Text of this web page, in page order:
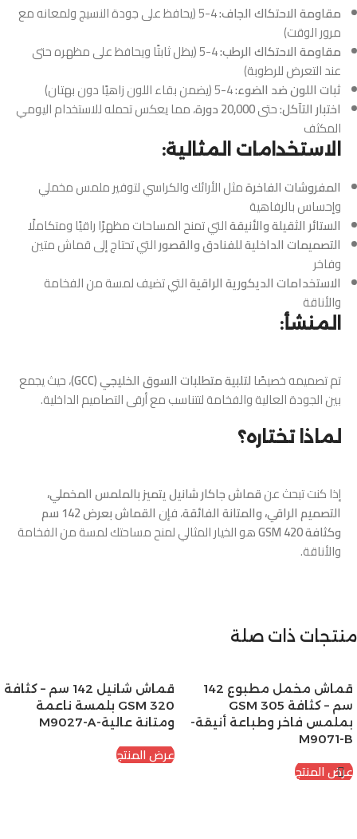
مقاومة الاحتكاك الجاف:
4-5 (يحافظ على جودة النسيج ولمعانه مع
مرور الوقت)
مقاومة الاحتكاك الرطب:
4-5 (يظل ثابتًا ويحافظ على مظهره حتى
عند التعرض للرطوبة)
ثبات اللون ضد الضوء:
اختبار التآكل:حتى20,000 دورة
، مما يعكس تحمله للاستخدام اليومي
المكثف
الاستخدامات المثالية:
المفروشات الفاخرةمثل الأرائك والكراسي لتوفير ملمس مخملي
وإحساس بالرفاهية
الستائر الثقيلة والأنيقةالتي تمنح المساحات مظهرًا راقيًا ومتكاملًا
التصميمات الداخلية للفنادق والقصورالتي تحتاج إلى قماش متين
وفاخر
الاستخدامات الديكورية الراقيةالتي تضيف لمسة من الفخامة
والأناقة
المنشأ:
تم تصميمه خصيصًالتلبية متطلبات السوق الخليجي (GCC)
، حيث يجمع
بين الجودة العالية والفخامة لتتناسب مع أرقى التصاميم الداخلية.
لماذا تختاره؟
إذا كنت تبحث عنقماش جاكار شانيل يتميز بالملمس المخملي،
التصميم الراقي، والمتانة الفائقة، فإن
القماش بعرض 142 سم
وكثافة 420 GSM
هو الخيار المثالي لمنح مساحتك لمسة من الفخامة
والأناقة.
منتجات ذات صلة
قماش مخمل مطبوع 142
سم – كثافة 305 GSM
بملمس فاخر وطباعة أنيقة-
M9071-B
عرض المنتج
قماش شانيل 142 سم – كثافة
320 GSM بلمسة ناعمة
ومتانة عالية-M9027-A
عرض المنتج